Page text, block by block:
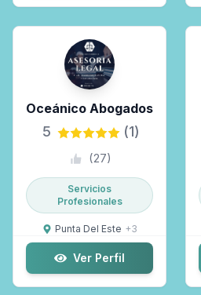
Oceánico Abogados
5 (1)
(27)
Servicios
Profesionales
Punta Del Este +3
Ver Perfil